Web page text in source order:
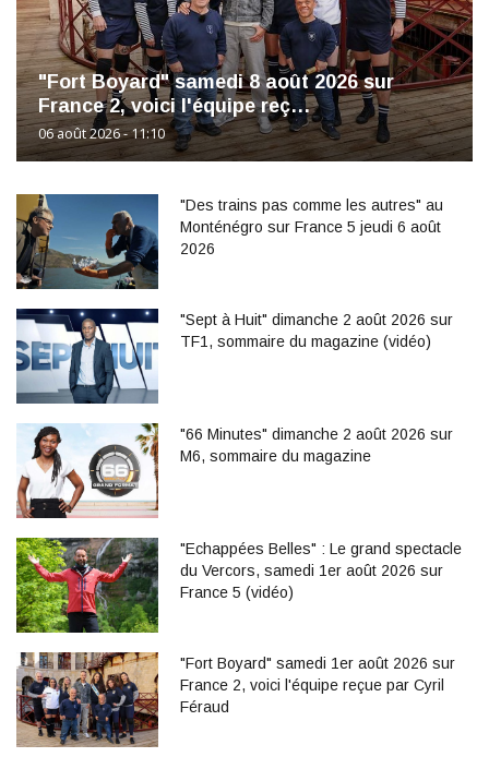
"Fort Boyard" samedi 8 août 2026 sur
France 2, voici l'équipe reç…
06 août 2026 - 11:10
"Des trains pas comme les autres" au
Monténégro sur France 5 jeudi 6 août
2026
"Sept à Huit" dimanche 2 août 2026 sur
TF1, sommaire du magazine (vidéo)
"66 Minutes" dimanche 2 août 2026 sur
M6, sommaire du magazine
"Echappées Belles" : Le grand spectacle
du Vercors, samedi 1er août 2026 sur
France 5 (vidéo)
"Fort Boyard" samedi 1er août 2026 sur
France 2, voici l'équipe reçue par Cyril
Féraud